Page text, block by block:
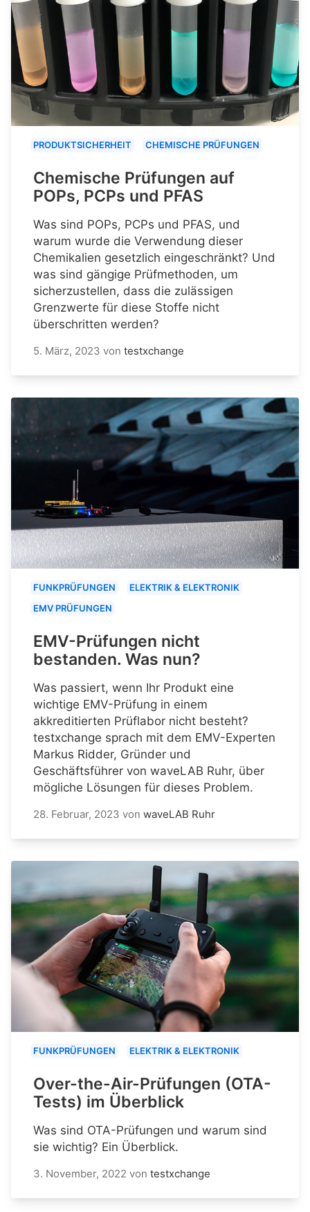
PRODUKTSICHERHEIT CHEMISCHE PRÜFUNGEN
Chemische Prüfungen auf
POPs, PCPs und PFAS
Was sind POPs, PCPs und PFAS, und
warum wurde die Verwendung dieser
Chemikalien gesetzlich eingeschränkt? Und
was sind gängige Prüfmethoden, um
sicherzustellen, dass die zulässigen
Grenzwerte für diese Stoffe nicht
überschritten werden?
5. März, 2023 von testxchange
FUNKPRÜFUNGEN
ELEKTRIK & ELEKTRONIK
EMV PRÜFUNGEN
EMV-Prüfungen nicht
bestanden. Was nun?
Was passiert, wenn Ihr Produkt eine
wichtige EMV-Prüfung in einem
akkreditierten Prüflabor nicht besteht?
testxchange sprach mit dem EMV-Experten
Markus Ridder, Gründer und
Geschäftsführer von waveLAB Ruhr, über
mögliche Lösungen für dieses Problem.
28. Februar, 2023 von waveLAB Ruhr
FUNKPRÜFUNGEN ELEKTRIK & ELEKTRONIK
Over-the-Air-Prüfungen (OTA-
Tests) im Überblick
Was sind OTA-Prüfungen und warum sind
sie wichtig? Ein Überblick.
3. November, 2022 von testxchange